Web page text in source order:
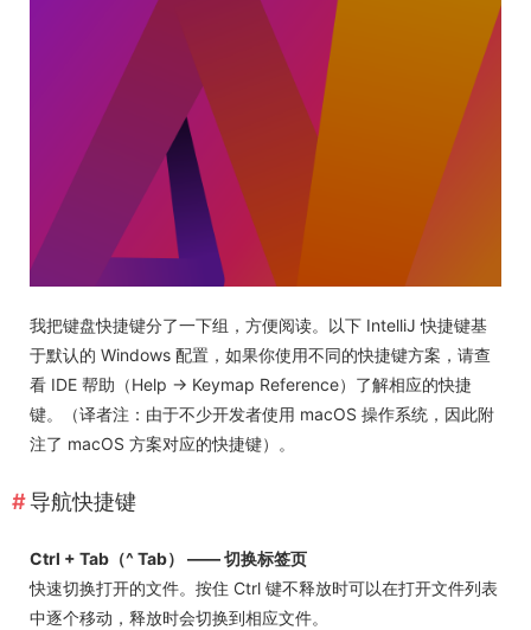
我把键盘快捷键分了一下组，方便阅读。以下 IntelliJ 快捷键基
于默认的 Windows 配置，如果你使用不同的快捷键方案，请查
看 IDE 帮助（Help -> Keymap Reference）了解相应的快捷
键。（译者注：由于不少开发者使用 macOS 操作系统，因此附
注了 macOS 方案对应的快捷键）。
导航快捷键
Ctrl + Tab（^ Tab） —— 切换标签页
快速切换打开的文件。按住 Ctrl 键不释放时可以在打开文件列表
中逐个移动，释放时会切换到相应文件。